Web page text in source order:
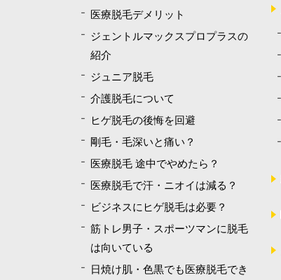
医療脱毛デメリット
ジェントルマックスプロプラスの
紹介
ジュニア脱毛
介護脱毛について
ヒゲ脱毛の後悔を回避
剛毛・毛深いと痛い？
医療脱毛 途中でやめたら？
医療脱毛で汗・ニオイは減る？
ビジネスにヒゲ脱毛は必要？
筋トレ男子・スポーツマンに脱毛
は向いている
日焼け肌・色黒でも医療脱毛でき